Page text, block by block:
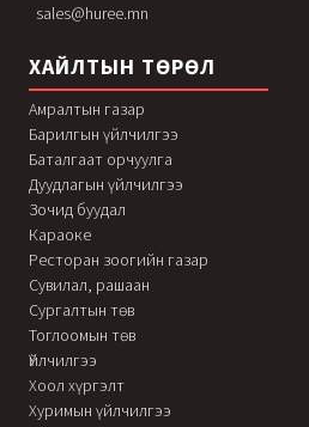
sales@huree.mn
ХАЙЛТЫН ТӨРӨЛ
Амралтын газар
Барилгын үйлчилгээ
Баталгаат орчуулга
Дуудлагын үйлчилгээ
Зочид буудал
Караоке
Ресторан зоогийн газар
Сувилал, рашаан
Сургалтын төв
Тоглоомын төв
Үйлчилгээ
Хоол хүргэлт
Хуримын үйлчилгээ